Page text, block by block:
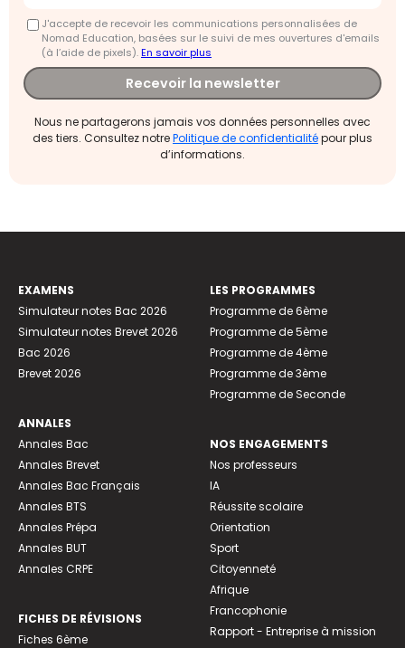
J'accepte de recevoir les communications personnalisées de
Nomad Education, basées sur le suivi de mes ouvertures d'emails
(à l’aide de pixels).En savoir plus
Recevoir la newsletter
Nous ne partagerons jamais vos données personnelles avec
des tiers. Consultez notrePolitique de confidentialitépour plus
d’informations.
EXAMENS
Simulateur notes Bac 2026
Simulateur notes Brevet 2026
Bac 2026
Brevet 2026
ANNALES
Annales Bac
Annales Brevet
Annales Bac Français
Annales BTS
Annales Prépa
Annales BUT
Annales CRPE
FICHES DE RÉVISIONS
Fiches 6ème
LES PROGRAMMES
Programme de 6ème
Programme de 5ème
Programme de 4ème
Programme de 3ème
Programme de Seconde
NOS ENGAGEMENTS
Nos professeurs
IA
Réussite scolaire
Orientation
Sport
Citoyenneté
Afrique
Francophonie
Rapport - Entreprise à mission